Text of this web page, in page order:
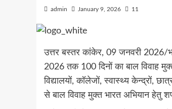
admin January 9, 2026 11
उत्तर बस्तर कांकेर, 09 जनवरी 2026/
2026 तक 100 दिनों का बाल विवाह
विद्यालयों, कॉलेजों, स्वास्थ्य केन्द्रों,
से बाल विवाह मुक्त भारत अभियान हेतु